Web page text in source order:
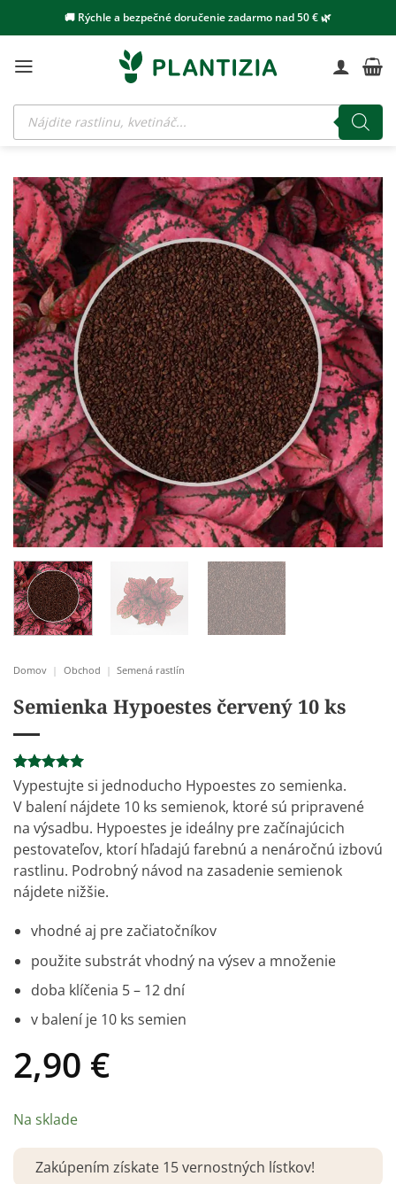
to
🚚 Rýchle a bezpečné doručenie zadarmo nad 50 € 🌿
Products
search
Domov | Obchod | Semená rastlín
Semienka Hypoestes červený 10 ks
Hodnotenie
z 5 na
základe
8
zákazníckych
recenzií
Vypestujte si jednoducho Hypoestes zo semienka.
V balení nájdete 10 ks semienok, ktoré sú pripravené
na výsadbu. Hypoestes je ideálny pre začínajúcich
pestovateľov, ktorí hľadajú farebnú a nenáročnú izbovú
rastlinu. Podrobný návod na zasadenie semienok
nájdete nižšie.
vhodné aj pre začiatočníkov
použite substrát vhodný na výsev a množenie
doba klíčenia 5 – 12 dní
v balení je 10 ks semien
2,90 €
Na sklade
Zakúpením získate 15 vernostných lístkov!